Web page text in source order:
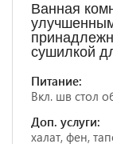
Ванная
сушилкой
Питание:
Вкл. шв стол
Доп. услуги:
халат, фен,